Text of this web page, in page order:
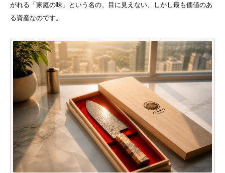
がれる「家庭の味」という名の、目に見えない、しかし最も価値のあ
る資産なのです。